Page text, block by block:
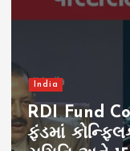
India
RDI Fund
ફંડમાં